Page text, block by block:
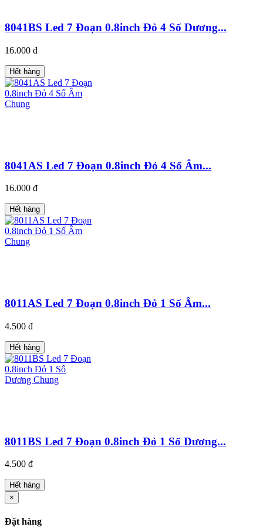
8041BS Led 7 Đoạn 0.8inch Đỏ 4 Số Dương...
16.000 đ
Hết hàng
8041AS Led 7 Đoạn 0.8inch Đỏ 4 Số Âm...
16.000 đ
Hết hàng
8011AS Led 7 Đoạn 0.8inch Đỏ 1 Số Âm...
4.500 đ
Hết hàng
8011BS Led 7 Đoạn 0.8inch Đỏ 1 Số Dương...
4.500 đ
Hết hàng
×
Đặt hàng